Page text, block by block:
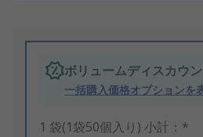
ボリュームディスカウ
一括購入価格オプションを
1 袋(1袋50個入り) 小計：*